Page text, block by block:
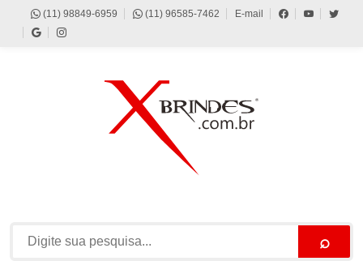
(11) 98849-6959 (11) 96585-7462 E-mail
⌕